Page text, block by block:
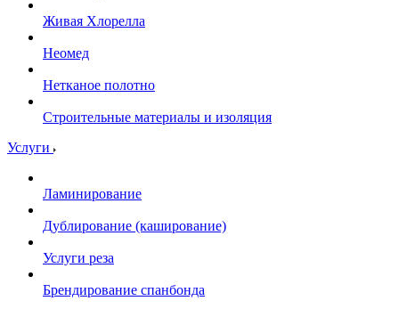
Живая Хлорелла
Нeомед
Нетканое полотно
Строительные материалы и изоляция
Услуги
Ламинирование
Дублирование (каширование)
Услуги реза
Брендирование спанбонда